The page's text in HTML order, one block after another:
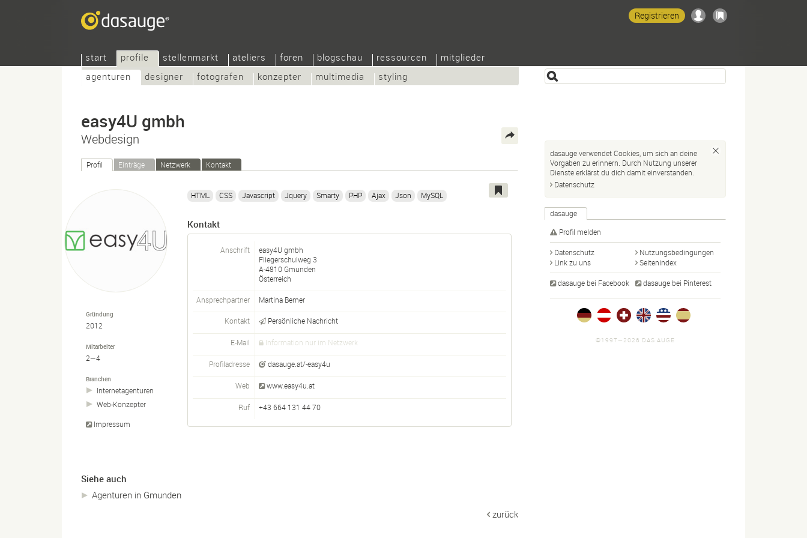
start
profile
agenturen
designer fotografen konzepter multimedia styling
stellenmarkt ateliers foren blogschau ressourcen mitglieder
Registrieren
easy4U gmbh
Webdesign
Profil Einträge Netzwerk Kontakt
Gründung
2012
Mitarbeiter
2—4
Branchen
Internetagenturen
Web-Konzepter
Impressum
HTML CSS Javascript Jquery Smarty PHP Ajax Json MySQL
Kontakt
Anschrift
easy4U gmbh
Fliegerschulweg 3
A-4810Gmunden
Österreich
Ansprechpartner Martina Berner
Kontakt Persönliche Nachricht
E-Mail Information nur im Netzwerk
Profiladresse dasauge.at/-easy4u
Web www.easy4u.at
Ruf +43 664 131 44 70
Siehe auch
Agenturen in Gmunden
zurück
dasauge verwendet Cookies, um sich an deine
Vorgaben zu erinnern. Durch Nutzung unserer
Dienste erklärst du dich damit einverstanden.
Datenschutz
dasauge
Profil melden
Datenschutz
Nutzungsbedingungen
Link zu uns
Seitenindex
dasauge bei Facebook dasauge bei Pinterest
©1997—2026 DAS AUGE